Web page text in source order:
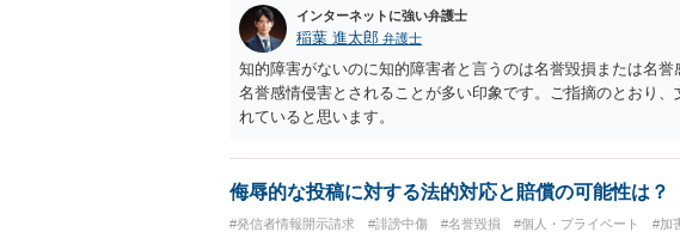
インターネットに強い弁護士
稲葉 進太郎 弁護士
知的障害がないのに知的障害者と言うのは名誉毀損または名
名誉感情侵害とされることが多い印象です。ご指摘のとおり
れていると思います。
侮辱的な投稿に対する法的対応と賠償の可能性は？
#発信者情報開示請求 #誹謗中傷 #名誉毀損 #個人・プライベート #加